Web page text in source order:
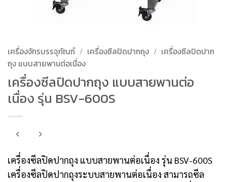
เครื่องจักรบรรจุภัณฑ์ / เครื่องซีลปิดปากถุง / เครื่องซีลปิดปาก
ถุง แบบสายพานต่อเนื่อง
เครื่องซีลปิดปากถุง แบบสายพานต่อ
เนื่อง รุ่น BSV-600S
เครื่องซีลปิดปากถุง แบบสายพานต่อเนื่อง รุ่น BSV-600S
เครื่องซีลปิดปากถุงระบบสายพานต่อเนื่อง สามารถซีล